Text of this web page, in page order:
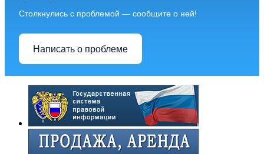
Столкнулись с проблемой — сообщите о ней!
Написать о проблеме